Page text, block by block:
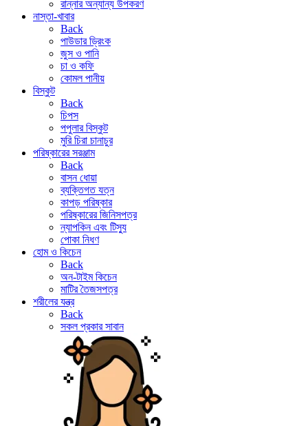
রান্নার অন্যান্য উপকরণ
নাস্তা-খাবার
Back
পাউডার ড্রিংক
জুস ও পানি
চা ও কফি
কোমল পানীয়
বিস্কুট
Back
চিপস
পপুলার বিস্কুট
মুরি চিরা চানাচুর
পরিষ্কারের সরঞ্জাম
Back
বাসন ধোয়া
ব্যক্তিগত যত্ন
কাপড় পরিষ্কার
পরিষ্কারের জিনিসপত্র
ন্যাপকিন এবং টিস্যু
পোকা নিধণ
হোম ও কিচেন
Back
অন-টাইম কিচেন
মাটির তৈজসপত্র
শরীলের যন্ত্র
Back
সকল প্রকার সাবান